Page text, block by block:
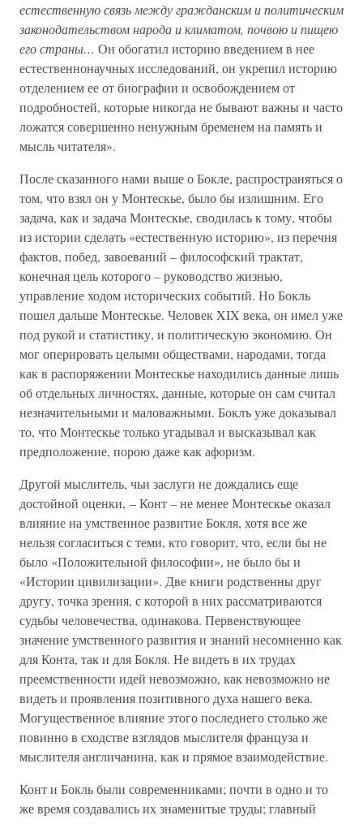
естественную связь между гражданским и политическим
законодательством народа и климатом, почвою и пищею
его страны… Он обогатил историю введением в нее
естественнонаучных исследований, он укрепил историю
отделением ее от биографии и освобождением от
подробностей, которые никогда не бывают важны и часто
ложатся совершенно ненужным бременем на память и
мысль читателя».
После сказанного нами выше о Бокле, распространяться о
том, что взял он у Монтескье, было бы излишним. Его
задача, как и задача Монтескье, сводилась к тому, чтобы
из истории сделать «естественную историю», из перечня
фактов, побед, завоеваний – философский трактат,
конечная цель которого – руководство жизнью,
управление ходом исторических событий. Но Бокль
пошел дальше Монтескье. Человек XIX века, он имел уже
под рукой и статистику, и политическую экономию. Он
мог оперировать целыми обществами, народами, тогда
как в распоряжении Монтескье находились данные лишь
об отдельных личностях, данные, которые он сам считал
незначительными и маловажными. Боклъ уже доказывал
то, что Монтескье только угадывал и высказывал как
предположение, порою даже как афоризм.
Другой мыслитель, чьи заслуги не дождались еще
достойной оценки, – Конт – не менее Монтескье оказал
влияние на умственное развитие Бокля, хотя все же
нельзя согласиться с теми, кто говорит, что, если бы не
было «Положительной философии», не было бы и
«Истории цивилизации». Две книги родственны друг
другу, точка зрения, с которой в них рассматриваются
судьбы человечества, одинакова. Первенствующее
значение умственного развития и знаний несомненно как
для Конта, так и для Бокля. Не видеть в их трудах
преемственности идей невозможно, как невозможно не
видеть и проявления позитивного духа нашего века.
Могущественное влияние этого последнего столько же
повинно в сходстве взглядов мыслителя француза и
мыслителя англичанина, как и прямое взаимодействие.
Конт и Бокль были современниками; почти в одно и то
же время создавались их знаменитые труды; главный